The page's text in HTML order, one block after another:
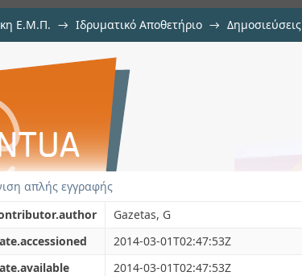
Ε.Μ.Π. → Ιδρυματικό Αποθετήριο → Δημοσιεύσεις
from lateral pile load test
απλής εγγραφής
Gazetas, G
2014-03-01T02:47:53Z
2014-03-01T02:47:53Z